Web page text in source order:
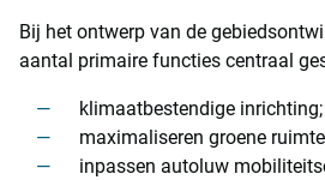
Bij het ontwerp van de
aantal primaire functies centraal
klimaatbestendige inrichting;
maximaliseren groene
inpassen autoluw